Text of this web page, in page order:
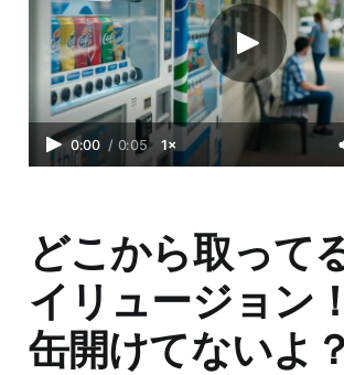
0:00 / 0:05 1×
どこから取って
イリュージョン
缶開けてないよ？